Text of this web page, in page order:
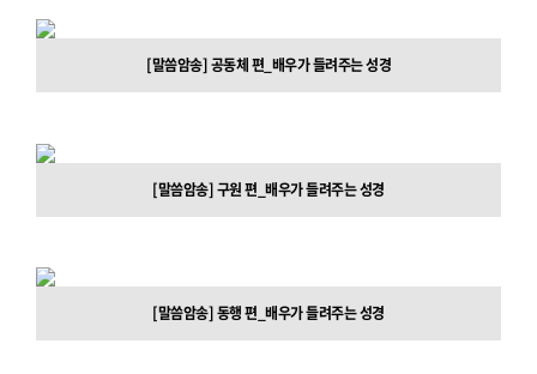
[말씀암송] 공동체 편_배우가 들려주는 성경
[말씀암송] 구원 편_배우가 들려주는 성경
[말씀암송] 동행 편_배우가 들려주는 성경